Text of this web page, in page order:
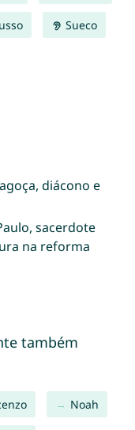
Sueco
diácono e
sacerdote
na reforma
também
Noah